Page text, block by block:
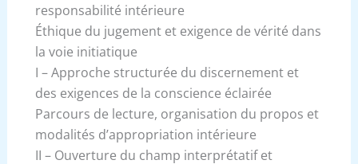
responsabilité intérieure
Éthique du jugement et exigence de vérité dans
la voie initiatique
I – Approche structurée du discernement et
des exigences de la conscience éclairée
Parcours de lecture, organisation du propos et
modalités d’appropriation intérieure
II – Ouverture du champ interprétatif et